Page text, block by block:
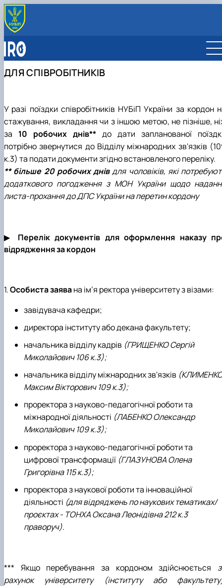
ВІДДІЛ
Про відділ
Команда відділу
ПАРТНЕРИ
Карта партнерств
ІНТЕРНАЦІОНАЛІЗАЦІЯ
Звіти
Міжнародні програми практичного навчання
Стипендіальні програми
Collaborative Online International Learning (COIL)
Для співробітників
Для студентів та аспірантів
ДЛЯ СПІВРОБІТНИКІВ
У разі поїздки співробітників НУБіП України за кордон
стажування, викладання чи з іншою метою, не пізніше,
за 10 робочих днів** до дати запланованої
потрібно звернутися до Відділу міжнародних зв'язків
к.3) та подати документи згідно встановленого переліку.
** більше 20 робочих днівдля чоловіків, які
додаткового погодження з МОН України щодо
листа-прохання до ДПС України на перетин кордону
▶ Перелік документів для оформлення наказу
відрядження за кордон
1.Особиста заявана ім’я ректора університету з візами:
завідувача кафедри;
директора інституту або декана факультету;
начальника відділу кадрів (ГРИЩЕНКО Сергій
Миколайович 106 к.3);
начальника відділу міжнародних зв'язків
Максим Вікторович 109 к.3);
проректора з науково-педагогічної роботи та
міжнародної діяльності (ЛАБЕНКО Олександр
Миколайович 109 к.3);
проректора з науково-педагогічної роботи та
цифрової трансформації (ГЛАЗУНОВА Олена
Григорівна 115 к.3);
проректора з наукової роботи та інноваційної
діяльності (для відряджень по наукових тематиках/
проєктах - ТОНХА Оксана Леонідівна 212 к.3
праворуч).
*** Якщо перебування за кордоном здійснюється
рахунок університету (інституту або